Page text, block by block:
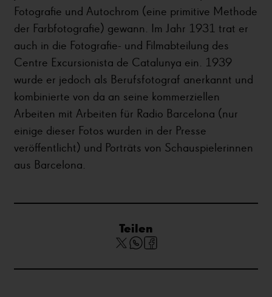
Fotografie und Autochrom (eine primitive Methode
der Farbfotografie) gewann. Im Jahr 1931 trat er
auch in die Fotografie- und Filmabteilung des
Centre Excursionista de Catalunya ein. 1939
wurde er jedoch als Berufsfotograf anerkannt und
kombinierte von da an seine kommerziellen
Arbeiten mit Arbeiten für Radio Barcelona (nur
einige dieser Fotos wurden in der Presse
veröffentlicht) und Porträts von Schauspielerinnen
aus Barcelona.
Teilen